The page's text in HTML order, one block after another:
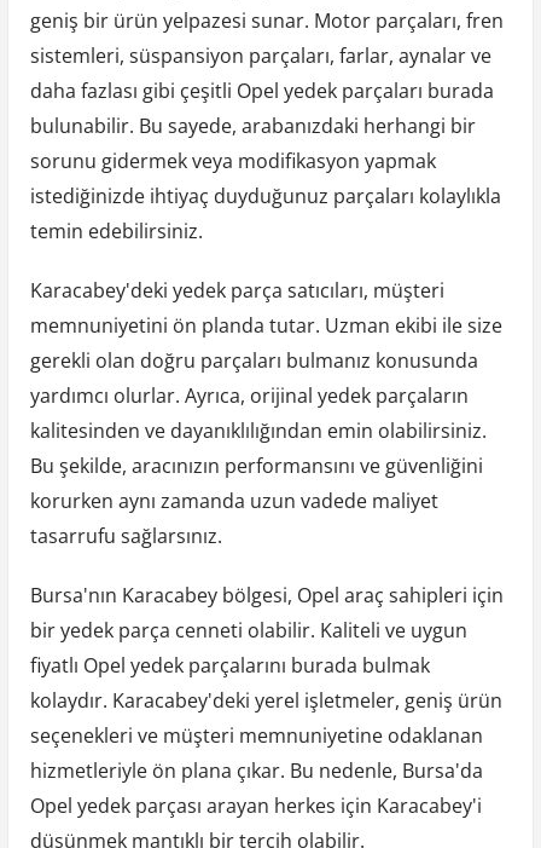
geniş bir ürün yelpazesi sunar. Motor parçaları, fren
sistemleri, süspansiyon parçaları, farlar, aynalar ve
daha fazlası gibi çeşitli Opel yedek parçaları burada
bulunabilir. Bu sayede, arabanızdaki herhangi bir
sorunu gidermek veya modifikasyon yapmak
istediğinizde ihtiyaç duyduğunuz parçaları kolaylıkla
temin edebilirsiniz.
Karacabey'deki yedek parça satıcıları, müşteri
memnuniyetini ön planda tutar. Uzman ekibi ile size
gerekli olan doğru parçaları bulmanız konusunda
yardımcı olurlar. Ayrıca, orijinal yedek parçaların
kalitesinden ve dayanıklılığından emin olabilirsiniz.
Bu şekilde, aracınızın performansını ve güvenliğini
korurken aynı zamanda uzun vadede maliyet
tasarrufu sağlarsınız.
Bursa'nın Karacabey bölgesi, Opel araç sahipleri için
bir yedek parça cenneti olabilir. Kaliteli ve uygun
fiyatlı Opel yedek parçalarını burada bulmak
kolaydır. Karacabey'deki yerel işletmeler, geniş ürün
seçenekleri ve müşteri memnuniyetine odaklanan
hizmetleriyle ön plana çıkar. Bu nedenle, Bursa'da
Opel yedek parçası arayan herkes için Karacabey'i
düşünmek mantıklı bir tercih olabilir.